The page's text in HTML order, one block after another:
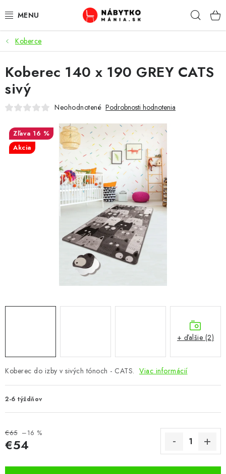
na
VÝPREDAJ
NOVINKY
OBÝVACIA IZBA
SPÁĽŇA
PRACOVŇA / KANCELÁRIA
DETSKÉ A ŠTUDENTSKÉ
DOPLNKY A DEKORÁCIE
ZÁHRADA
Reklamácie a odstúpenie od zmluvy
Koberce
Koberec do izby v sivých tónoch - CATS. Viac informácií
2-6 týždňov
€65 –16 %
€54
Koberec 140 x 190 GREY CATS
sivý
Neohodnotené Podrobnosti hodnotenia
16 %
Akcia
+ ďalšie (2)